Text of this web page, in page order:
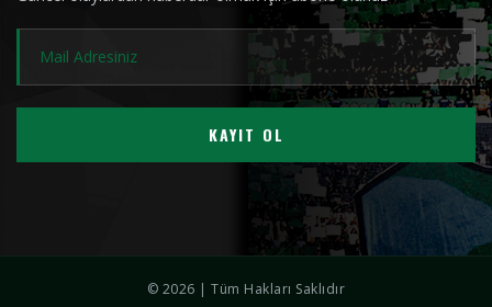
KAYIT OL
© 2026 | Tüm Hakları Saklıdır